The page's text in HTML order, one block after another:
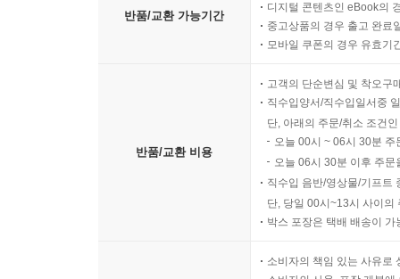
반품/교환 가능기간
디지털 콘텐츠인 eBook의
중고상품의 경우 출고 완료
모바일 쿠폰의 경우 유효기
반품/교환 비용
고객의 단순변심 및 착오구
직수입양서/직수입일서중
단, 아래의 주문/취소 조건
오늘 00시 ~ 06시 30분
오늘 06시 30분 이후 주
직수입 음반/영상물/기프트
단, 당일 00시~13시 사이의
박스 포장은 택배 배송이
소비자의 책임 있는 사유로